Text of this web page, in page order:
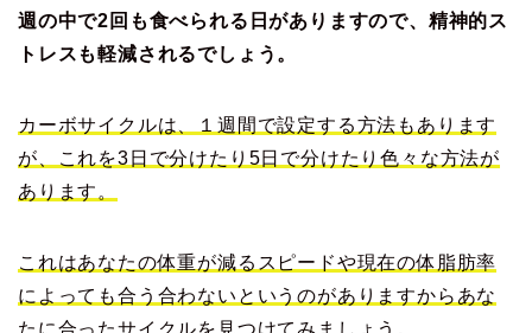
週の中で2回も食べられる日がありますので、精神的ス
トレスも軽減されるでしょう。
カーボサイクルは、１週間で設定する方法もあります
が、これを3日で分けたり5日で分けたり色々な方法が
あります。
これはあなたの体重が減るスピードや現在の体脂肪率
によっても合う合わないというのがありますからあな